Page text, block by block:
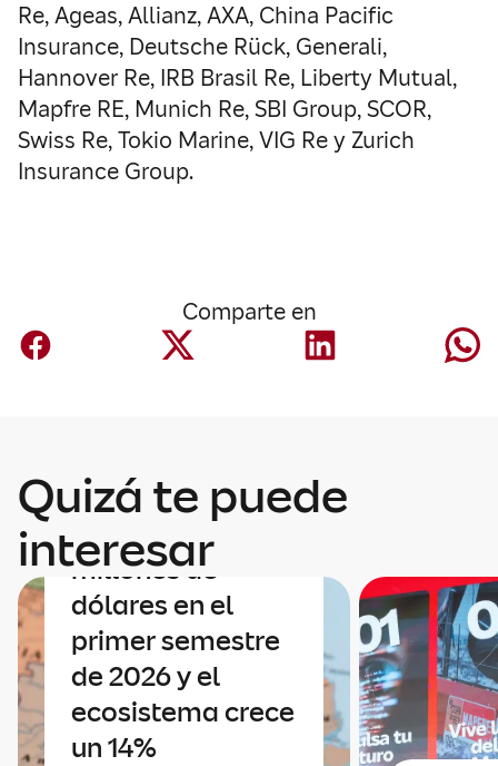
Re, Ageas, Allianz, AXA, China Pacific
Insurance, Deutsche Rück, Generali,
Hannover Re, IRB Brasil Re, Liberty Mutual,
Mapfre RE, Munich Re, SBI Group, SCOR,
Swiss Re, Tokio Marine, VIG Re y Zurich
Insurance Group.
Comparte en
Quizá te puede
interesar
Latinoamérica
alcanza los 90
millones de
dólares en el
primer semestre
de 2026 y el
ecosistema crece
un 14%